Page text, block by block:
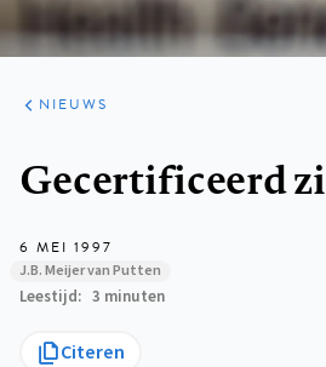
ARTIKELEN
HET
KORT
NIEUWS
Gecertificeerd
6 MEI 1997
J.B. Meijer van Putten
Leestijd 3 minuten
Citeren